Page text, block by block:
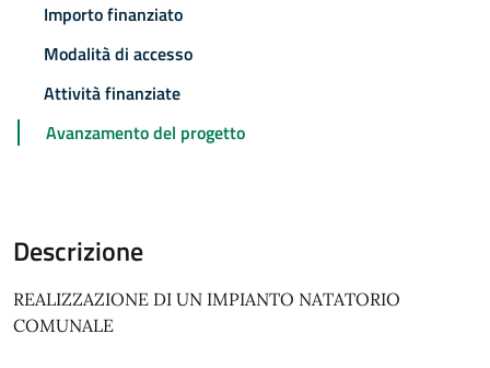
Importo finanziato
Modalità di accesso
Attività finanziate
Avanzamento del progetto
Descrizione
REALIZZAZIONE DI UN IMPIANTO NATATORIO
COMUNALE